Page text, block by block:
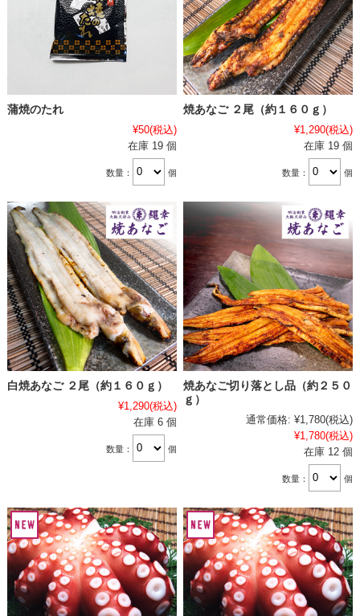
蒲焼のたれ
¥50(税込)
在庫 19 個
数量： 個
焼あなご ２尾（約１６０ｇ）
¥1,290(税込)
在庫 19 個
数量： 個
白焼あなご ２尾（約１６０ｇ）
¥1,290(税込)
在庫 6 個
数量： 個
焼あなご切り落とし品（約２５０
ｇ）
通常価格: ¥1,780(税込)
¥1,780(税込)
在庫 12 個
数量： 個